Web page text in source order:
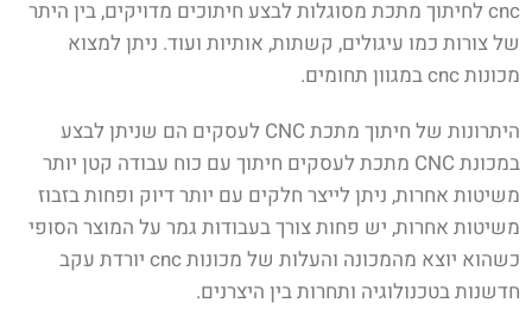
cnc לחיתוך מתכת מסוגלות לבצע חיתוכים מדויקים, בין היתר
של צורות כמו עיגולים, קשתות, אותיות ועוד. ניתן למצוא
מכונות cnc במגוון תחומים.
היתרונות של חיתוך מתכת CNC לעסקים הם שניתן לבצע
במכונת CNC מתכת לעסקים חיתוך עם כוח עבודה קטן יותר
משיטות אחרות, ניתן לייצר חלקים עם יותר דיוק ופחות בזבוז
משיטות אחרות, יש פחות צורך בעבודות גמר על המוצר הסופי
כשהוא יוצא מהמכונה והעלות של מכונות cnc יורדת עקב
חדשנות בטכנולוגיה ותחרות בין היצרנים.